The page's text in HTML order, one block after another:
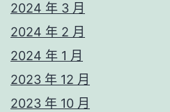
2024 年 3 月
2024 年 2 月
2024 年 1 月
2023 年 12 月
2023 年 10 月